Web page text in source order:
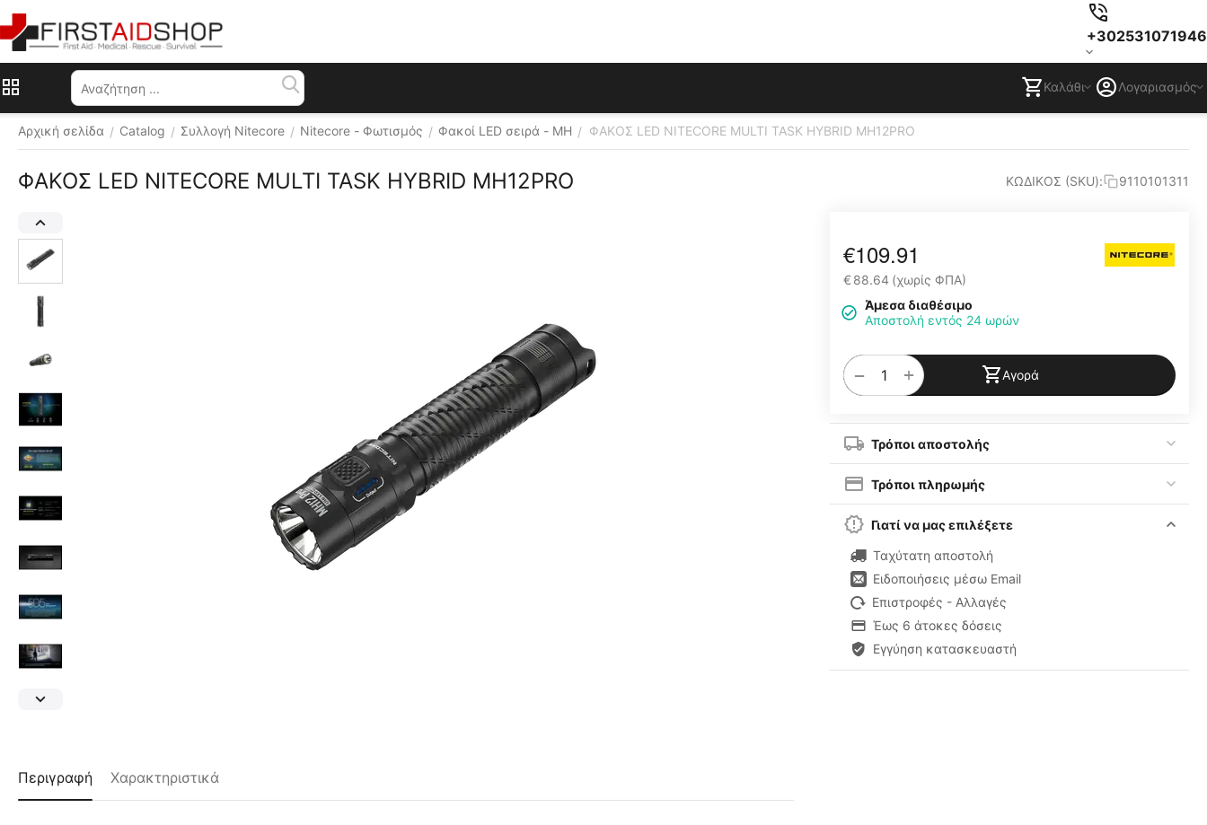
+302531071946
Καλάθι Λογαριασμός
Αρχική σελίδα / Catalog / Συλλογή Nitecore / Nitecore - Φωτισμός / Φακοί LED σειρά - MH / ΦΑΚΟΣ LED NITECORE MULTI TASK HYBRID MH12PRO
ΦΑΚΟΣ LED NITECORE MULTI TASK HYBRID MH12PRO ΚΩΔΙΚΟΣ (SKU): 9110101311
€109.91
€88.64 (χωρίς ΦΠΑ)
Άμεσα διαθέσιμο
Αποστολή εντός 24 ωρών
+
− Αγορά
Τρόποι αποστολής
Τρόποι πληρωμής
Γιατί να μας επιλέξετε
Ταχύτατη αποστολή
Ειδοποιήσεις μέσω Email
Επιστροφές - Αλλαγές
Έως 6 άτοκες δόσεις
Εγγύηση κατασκευαστή
Περιγραφή Χαρακτηριστικά